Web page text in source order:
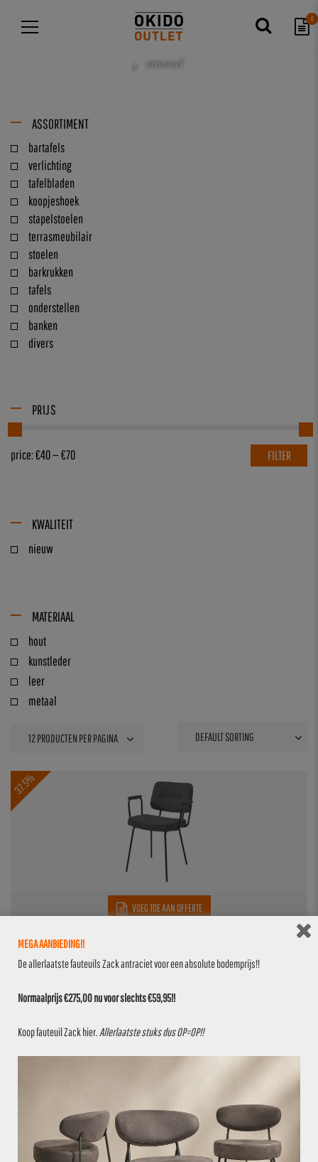
0
armstoel
ASSORTIMENT
bartafels
verlichting
tafelbladen
koopjeshoek
stapelstoelen
terrasmeubilair
stoelen
barkrukken
tafels
onderstellen
banken
divers
PRIJS
FILTER
price:€40—€70
KWALITEIT
nieuw
MATERIAAL
hout
kunstleder
leer
metaal
37.5%
VOEG TOE AAN OFFERTE
ARMSTOEL CHOPIN GRIJS
37.5%
VOEG TOE AAN OFFERTE
MEGA AANBIEDING!!
De allerlaatste fauteuils Zack antraciet voor een absolute bodemprijs!!
Normaalprijs €275,00 nu voor slechts €59,95!!
Koop fauteuil Zackhier Allerlaatste stuks dus OP=OP!!